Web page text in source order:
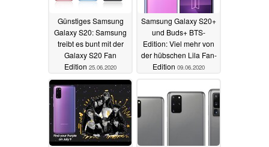
Günstiges Samsung
Galaxy S20: Samsung
treibt es bunt mit der
Galaxy S20 Fan
Edition 25.06.2020
Samsung Galaxy S20+
und Buds+ BTS-
Edition: Viel mehr von
der hübschen Lila Fan-
Edition 09.06.2020